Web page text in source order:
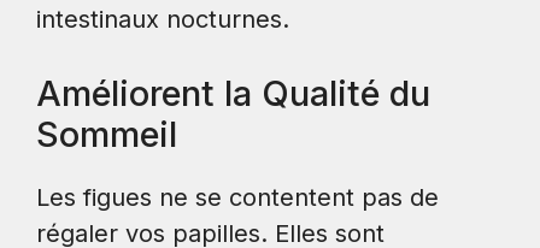
intestinaux nocturnes.
Améliorent la Qualité du
Sommeil
Les figues ne se contentent pas de
régaler vos papilles. Elles sont